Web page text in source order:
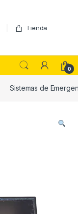
Tienda
0
Sistemas de